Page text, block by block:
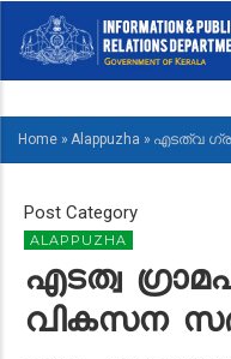
main
BREADCRUMB
Home » Alappuzha » എടത്വ
Post Category
ALAPPUZHA
എടത്വ
വികസന